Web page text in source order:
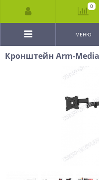
МЕНЮ
Кронштейн Arm-Media
0